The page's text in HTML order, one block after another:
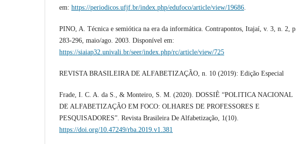
em: https://periodicos.ufjf.br/index.php/edufoco/article/view/19686
PINO, A. Técnica e semiótica na era da informática. Contrapontos, Itajaí, v. 3, n. 2, p.
283-296, maio/ago. 2003. Disponível em:
https://siaiap32.univali.br/seer/index.php/rc/article/view/725
REVISTA BRASILEIRA DE ALFABETIZAÇÃO, n. 10 (2019): Edição Especial
Frade, I. C. A. da S., & Monteiro, S. M. (2020). DOSSIÊ “POLITICA NACIONAL
DE ALFABETIZAÇÃO EM FOCO: OLHARES DE PROFESSORES E
PESQUISADORES”. Revista Brasileira De Alfabetização, 1(10).
https://doi.org/10.47249/rba.2019.v1.381